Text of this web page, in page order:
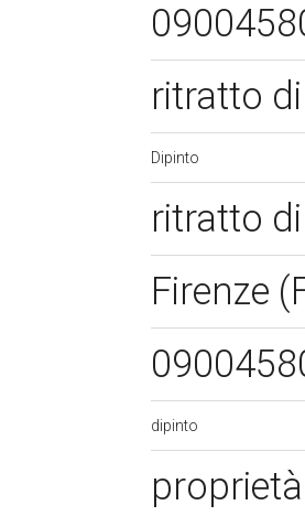
ritratto
Dipinto
ritratto
Firenze
dipinto